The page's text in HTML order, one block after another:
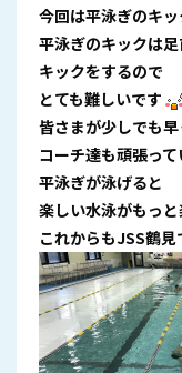
今回は平泳ぎのキ
平泳ぎのキックは
キックをするので
とても難しいです
皆さまが少しでも
コーチ達も頑張って
平泳ぎが泳げると
楽しい水泳がもっ
これからもJSS鶴